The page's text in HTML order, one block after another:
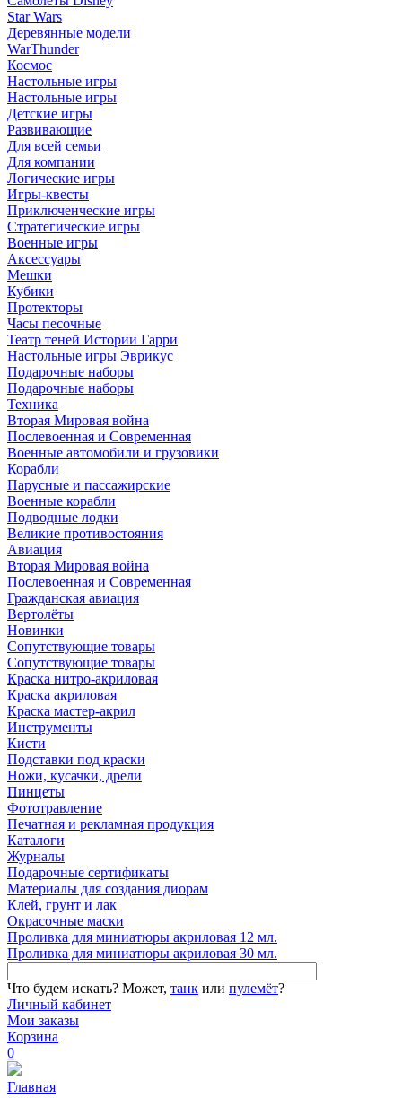
Star Wars
Деревянные модели
WarThunder
Космос
Настольные игры
Настольные игры
Детские игры
Развивающие
Для всей семьи
Для компании
Логические игры
Игры-квесты
Приключенческие игры
Стратегические игры
Военные игры
Аксессуары
Мешки
Кубики
Протекторы
Часы песочные
Театр теней Истории Гарри
Настольные игры Эврикус
Подарочные наборы
Подарочные наборы
Техника
Вторая Мировая война
Послевоенная и Современная
Военные автомобили и грузовики
Корабли
Парусные и пассажирские
Военные корабли
Подводные лодки
Великие противостояния
Авиация
Вторая Мировая война
Послевоенная и Современная
Гражданская авиация
Вертолёты
Новинки
Сопутствующие товары
Сопутствующие товары
Краска нитро-акриловая
Краска акриловая
Краска мастер-акрил
Инструменты
Кисти
Подставки под краски
Ножи, кусачки, дрели
Пинцеты
Фототравление
Печатная и рекламная продукция
Каталоги
Журналы
Подарочные сертификаты
Материалы для создания диорам
Клей, грунт и лак
Окрасочные маски
Проливка для миниатюры акриловая 12 мл.
Проливка для миниатюры акриловая 30 мл.
Что будем искать? Может, танк или пулемёт?
Личный кабинет
Мои заказы
Корзина
0
Главная